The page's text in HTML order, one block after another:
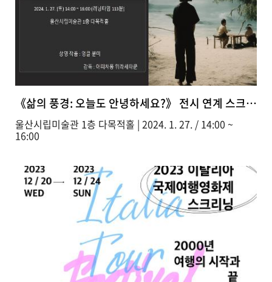
《삶의 풍경: 오늘도 안녕하세요?》 전시 연계 스크리닝
울산시립미술관 1층 다목적홀 | 2024. 1. 27. / 14:00 ~
16:00